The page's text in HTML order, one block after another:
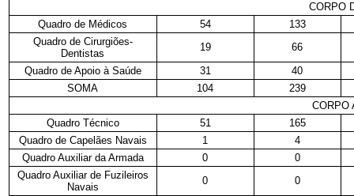
CORPO
Quadro de Médicos
54
133
Quadro de Cirurgiões-
Dentistas
19
66
Quadro de Apoio à Saúde
31
40
SOMA
104
239
CORPO
Quadro Técnico
51
165
Quadro de Capelães Navais
1
4
Quadro Auxiliar da Armada
0
0
Quadro Auxiliar de Fuzileiros
Navais
0
0